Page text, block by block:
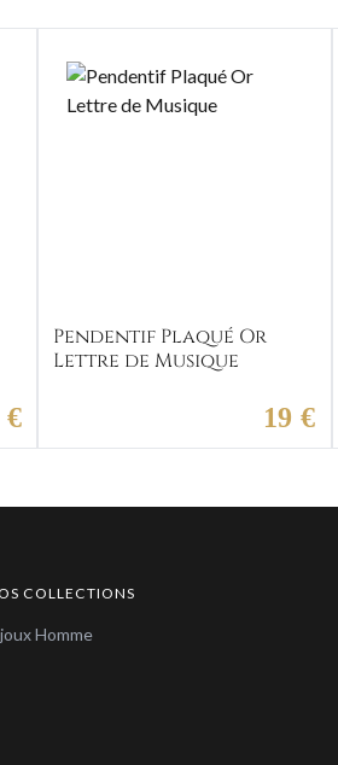
€
Pendentif Plaqué Or
Lettre de Musique
19 €
COLLECTIONS
Homme